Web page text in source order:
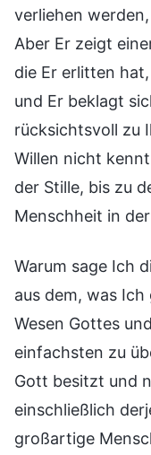
verliehen
Aber Er zeigt
die Er erlitten
und Er beklagt
rücksichtsvoll zu
Willen nicht
der Stille, bis zu
Menschheit in
Warum sage Ich
aus dem, was
Wesen Gottes
einfachsten zu
Gott besitzt und
einschließlich
großartige